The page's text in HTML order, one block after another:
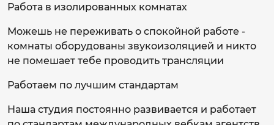
Работа в изолированных комнатах
Можешь не переживать о спокойной работе -
комнаты оборудованы звукоизоляцией и никто
не помешает тебе проводить трансляции
Работаем по лучшим стандартам
Наша студия постоянно развивается и работает